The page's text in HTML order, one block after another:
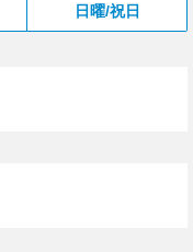
日曜/祝日